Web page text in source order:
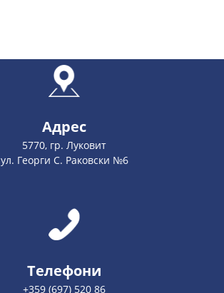
Адрес
5770, гр. Луковит
ул. Георги С. Раковски №6
Телефони
+359 (697) 520 86